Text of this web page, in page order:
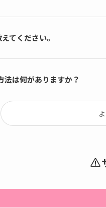
てください。
法は何がありますか？